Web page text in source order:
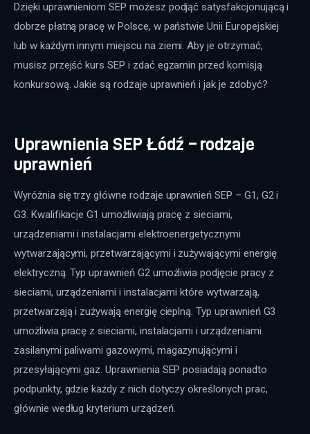
Więcej
Dzięki uprawnieniom SEP możesz podjąć satysfakcjonującą i
dobrze płatną pracę w Polsce, w państwie Unii Europejskiej
lub w każdym innym miejscu na ziemi. Aby je otrzymać,
musisz przejść kurs SEP i zdać egzamin przed komisją
konkursową. Jakie są rodzaje uprawnień i jak je zdobyć?
Uprawnienia SEP Łódź – rodzaje
uprawnień
Wyróżnia się trzy główne rodzaje uprawnień SEP – G1, G2 i
G3. Kwalifikacje G1 umożliwiają pracę z sieciami,
urządzeniami i instalacjami elektroenergetycznymi
wytwarzającymi, przetwarzającymi i zużywającymi energię
elektryczną. Typ uprawnień G2 umożliwia podjęcie pracy z
sieciami, urządzeniami i instalacjami które wytwarzają,
przetwarzają i zużywają energię cieplną. Typ uprawnień G3
umożliwia pracę z sieciami, instalacjami i urządzeniami
zasilanymi paliwami gazowymi, magazynującymi i
przesyłającymi gaz. Uprawnienia SEP posiadają ponadto
podpunkty, gdzie każdy z nich dotyczy określonych prac,
głównie według kryterium urządzeń.